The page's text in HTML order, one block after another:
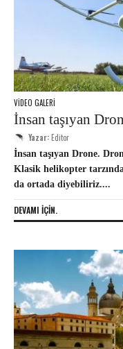
VIDEO GALERI
İnsan taşıyan
Yazar:Editor
İnsan taşıyan Drone.
Klasik helikopter
da ortada diyebiliriz....
DEVAMI IÇIN.